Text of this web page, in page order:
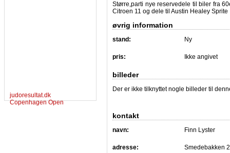
judoresultat.dk
Copenhagen Open
Større,parti nye reservedele til biler fra
Citroen 11 og dele til Austin Healey Sprite
øvrig information
stand: Ny
pris: Ikke angivet
billeder
Der er ikke tilknyttet nogle billeder til
kontakt
navn: Finn Lyster
adresse: Smedebakken